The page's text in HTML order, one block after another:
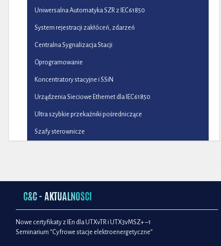
Uniwersalna Automatyka SZR z IEC61850
System rejestracji zakłóceń, zdarzeń
Centralna Sygnalizacja Stacji
Oprogramowanie
Koncentratory stacyjne i SSiN
Urządzenia Sieciowe Ethernet dla IEC61850
Ultra szybkie przekaźniki pośredniczące
Szafy sterownicze
C&C - AKTUALNOŚCI
Nowe certyfikaty z IEn dla UTXvTR i UTX3vMSZ+ –1
Seminarium “Cyfrowe stacje elektroenergetyczne”